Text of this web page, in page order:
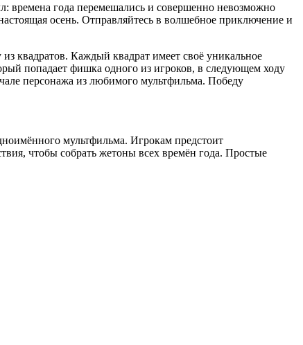
времена года перемешались и совершенно невозможно
осень. Отправляйтесь в волшебное приключение и
квадратов. Каждый квадрат имеет своё уникальное
попадает фишка одного из игроков, в следующем ходу
персонажа из любимого мультфильма. Победу
мультфильма. Игрокам предстоит
чтобы собрать жетоны всех времён года. Простые